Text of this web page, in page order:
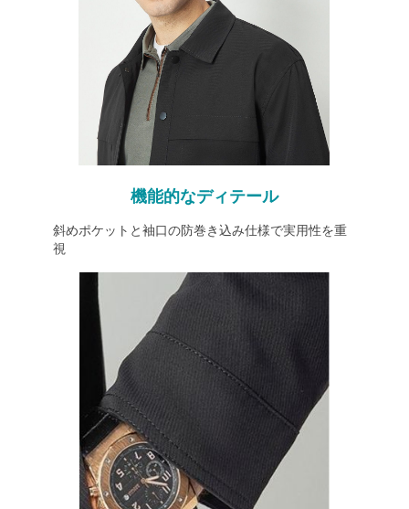
機能的なディテール
斜めポケットと袖口の防巻き込み仕様で実用性を重
視